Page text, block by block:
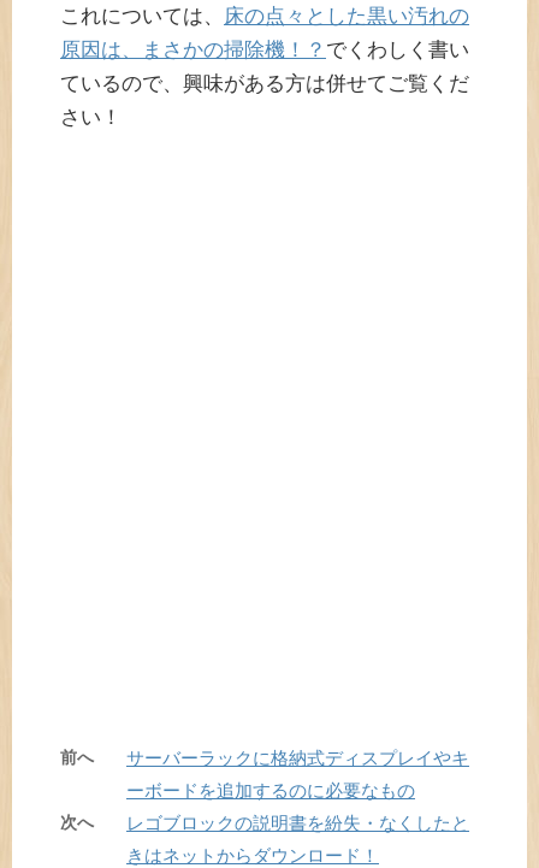
これについては、
床の点々とした黒い汚れの
原因は、まさかの掃除機！？ でくわしく書い
ているので、興味がある方は併せてご覧くだ
さい！
前へ
サーバーラックに格納式ディスプレイやキ
ーボードを追加するのに必要なもの
次へ
レゴブロックの説明書を紛失・なくしたと
きはネットからダウンロード！